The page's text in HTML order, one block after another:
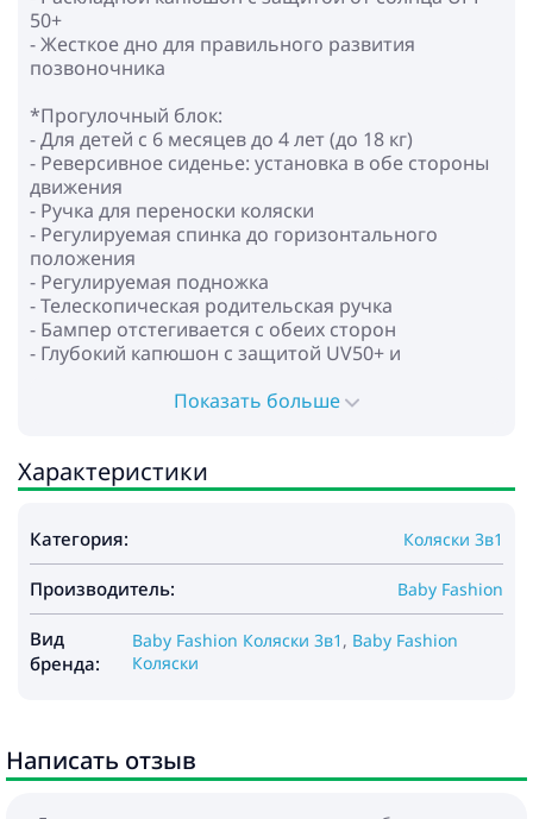
50+
- Жесткое дно для правильного развития
позвоночника
*Прогулочный блок:
- Для детей с 6 месяцев до 4 лет (до 18 кг)
- Реверсивное сиденье: установка в обе стороны
движения
- Ручка для переноски коляски
- Регулируемая спинка до горизонтального
положения
- Регулируемая подножка
- Телескопическая родительская ручка
- Бампер отстегивается с обеих сторон
- Глубокий капюшон с защитой UV50+ и
- 5-ти точечные ремни безопасности с мягкими
- Алюминиевая рама
- Колеса: полиуретан
- Ножной тормоз
- Вместительная корзина для покупок и
аксессуаров
* Автокресло:
- для детей от 0 до 13 кг
- регулируемая ручка для переноски в нескольких
положениях
Показать больше
Характеристики
Категория: Коляски 3в1
Производитель: Baby Fashion
Вид
бренда:
Baby Fashion Коляски 3в1 , Baby Fashion
Коляски
Написать отзыв